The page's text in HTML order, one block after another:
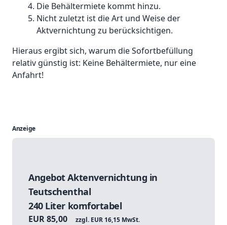
Die Behältermiete kommt hinzu.
Nicht zuletzt ist die Art und Weise der
Aktvernichtung zu berücksichtigen.
Hieraus ergibt sich, warum die Sofortbefüllung
relativ günstig ist: Keine Behältermiete, nur eine
Anfahrt!
Anzeige
Angebot Aktenvernichtung in
Teutschenthal
240 Liter komfortabel
EUR 85,00 zzgl. EUR 16,15 MwSt.